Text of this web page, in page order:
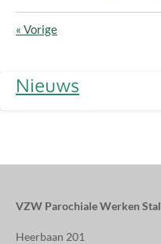
« Vorige
Nieuws
VZW Parochiale Werken Stal
Heerbaan 201